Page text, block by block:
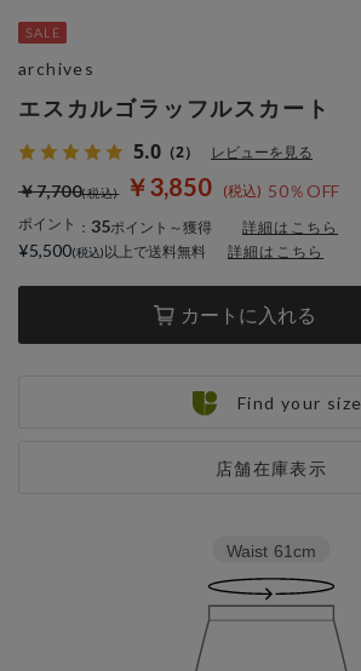
エスカルゴラッフルスカート
5.0 （2） レビューを見る
￥3,850 50％OFF
￥7,700
ポイント ： 35ポイント～獲得 詳細はこちら
カートに入れる
店舗在庫表示
archives
¥5,500 以上で送料無料 詳細はこちら
Find your size
Waist 61cm